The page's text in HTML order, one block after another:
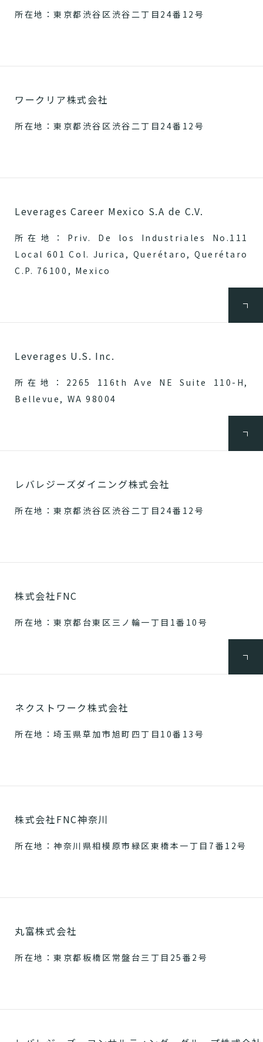
所在地：東京都渋谷区渋谷二丁目24番12号
ワークリア株式会社
所在地：東京都渋谷区渋谷二丁目24番12号
Leverages Career Mexico S.A de C.V.
所在地：Priv. De los Industriales No.111
Local 601 Col. Jurica, Querétaro, Querétaro
C.P. 76100, Mexico
Leverages U.S. Inc.
所在地：2265 116th Ave NE Suite 110-H,
Bellevue, WA 98004
レバレジーズダイニング株式会社
所在地：東京都渋谷区渋谷二丁目24番12号
株式会社FNC
所在地：東京都台東区三ノ輪一丁目1番10号
ネクストワーク株式会社
所在地：埼玉県草加市旭町四丁目10番13号
株式会社FNC神奈川
所在地：神奈川県相模原市緑区東橋本一丁目7番12号
丸富株式会社
所在地：東京都板橋区常盤台三丁目25番2号